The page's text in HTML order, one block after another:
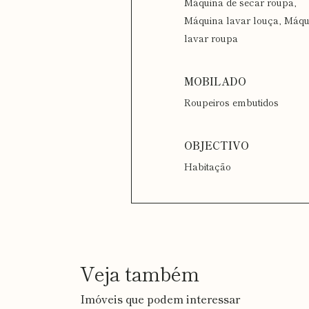
Máquina lavar louça,
lavar roupa
Roupeiros embutidos
Habitação
Veja também
Imóveis que podem interessar